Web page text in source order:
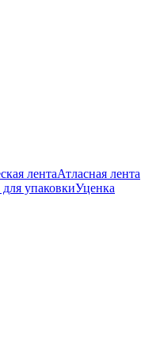
лентаАтласная лента
упаковкиУценка